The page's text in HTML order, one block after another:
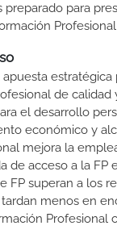
para
de
el desarrollo
económico y
mejora la
de acceso a la
FP superan a los
menos en
Profesional